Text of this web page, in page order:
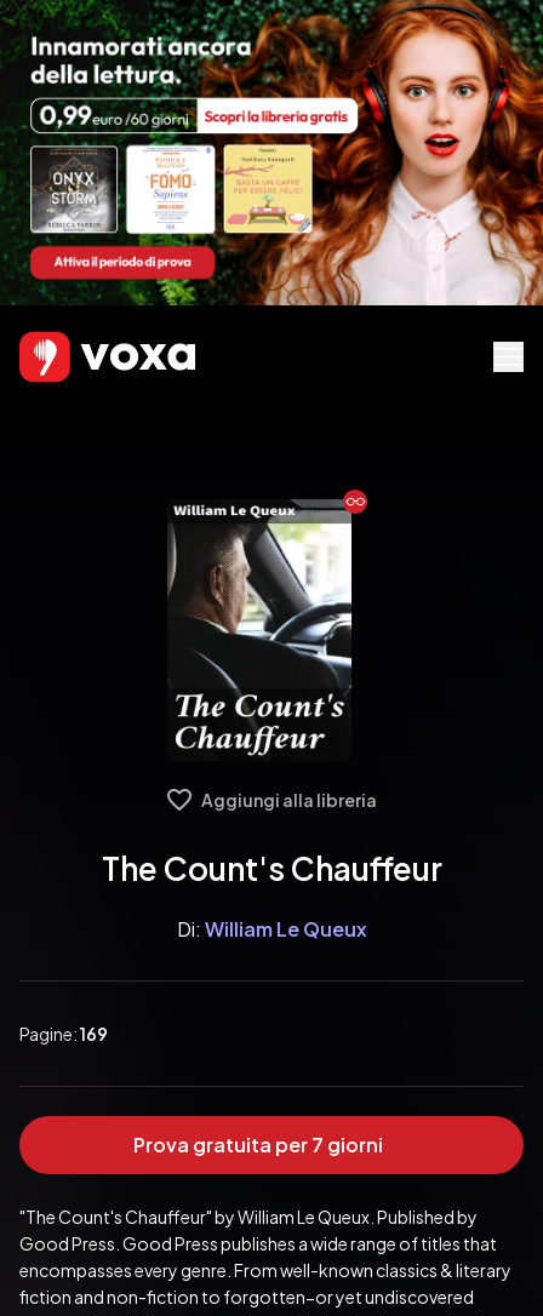
Ebook
Aggiungi alla libreria
The Count's Chauffeur
Di: William Le Queux
Pagine:169
Prova gratuita per 7 giorni
"The Count's Chauffeur" by William Le Queux. Published by
Good Press. Good Press publishes a wide range of titles that
encompasses every genre. From well-known classics & literary
fiction and non-fiction to forgotten−or yet undiscovered